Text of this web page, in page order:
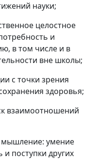
науки;
целостное
и
в том числе и в
вне школы;
с точки зрения
здоровья;
взаимоотношений
мышление: умение
поступки других